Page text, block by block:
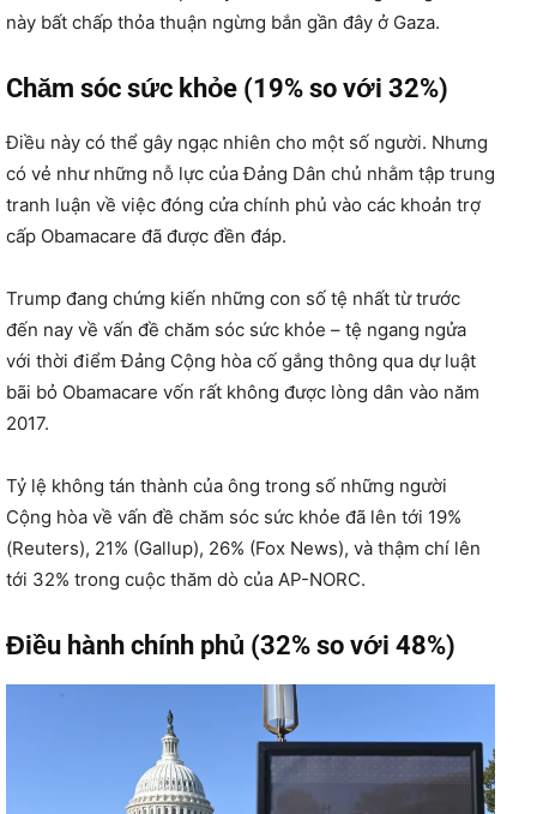
này bất chấp thỏa thuận ngừng bắn gần đây ở Gaza.
Chăm sóc sức khỏe (19% so với 32%)
Điều này có thể gây ngạc nhiên cho một số người. Nhưng
có vẻ như những nỗ lực của Đảng Dân chủ nhằm tập trung
tranh luận về việc đóng cửa chính phủ vào các khoản trợ
cấp Obamacare đã được đền đáp.
Trump đang chứng kiến ​​những con số tệ nhất từ ​​trước
đến nay về vấn đề chăm sóc sức khỏe – tệ ngang ngửa
với thời điểm Đảng Cộng hòa cố gắng thông qua dự luật
bãi bỏ Obamacare vốn rất không được lòng dân vào năm
2017.
Tỷ lệ không tán thành của ông trong số những người
Cộng hòa về vấn đề chăm sóc sức khỏe đã lên tới 19%
(Reuters), 21% (Gallup), 26% (Fox News), và thậm chí lên
tới 32% trong cuộc thăm dò của AP-NORC.
Điều hành chính phủ (32% so với 48%)